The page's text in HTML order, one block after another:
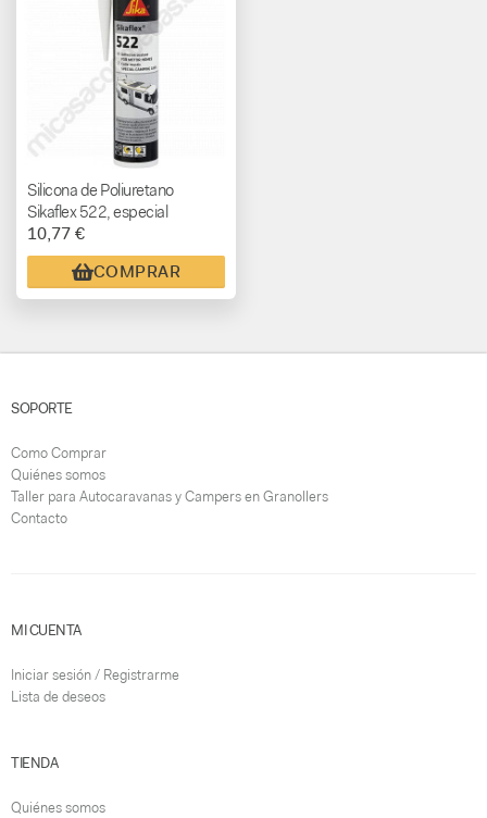
Silicona de Poliuretano
Sikaflex 522, especial
caravaning Color Blanco
10,77 €
COMPRAR
SOPORTE
Como Comprar
Quiénes somos
Taller para Autocaravanas y Campers en Granollers
Contacto
MI CUENTA
Iniciar sesión / Registrarme
Lista de deseos
TIENDA
Quiénes somos